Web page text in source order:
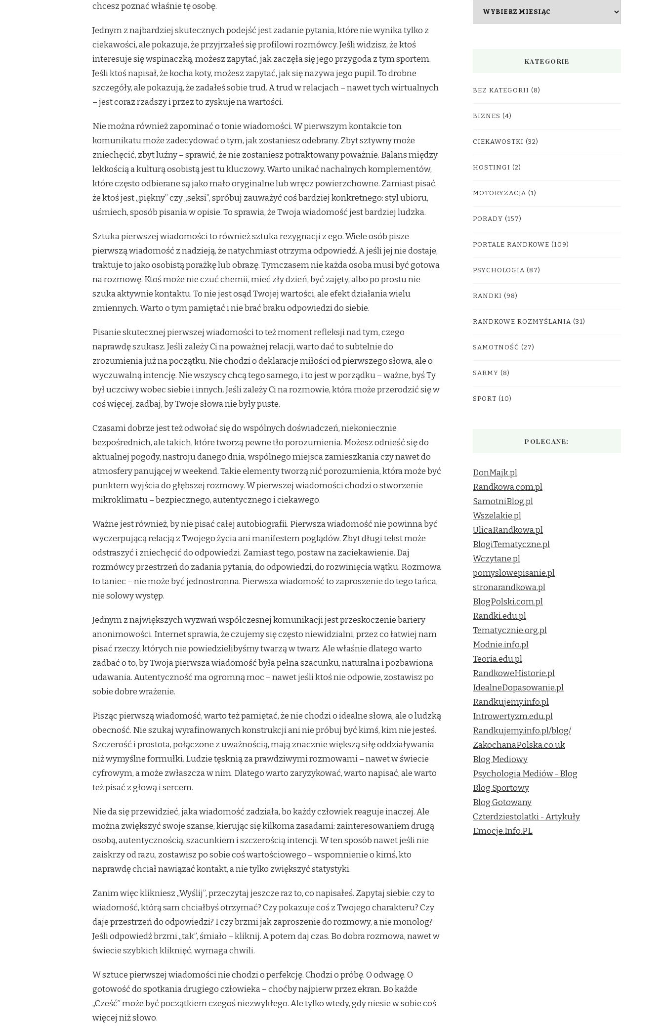
chcesz poznać właśnie tę osobę.
Jednym z najbardziej skutecznych podejść jest zadanie pytania, które nie wynika tylko z
ciekawości, ale pokazuje, że przyjrzałeś się profilowi rozmówcy. Jeśli widzisz, że ktoś
interesuje się wspinaczką, możesz zapytać, jak zaczęła się jego przygoda z tym sportem.
Jeśli ktoś napisał, że kocha koty, możesz zapytać, jak się nazywa jego pupil. To drobne
szczegóły, ale pokazują, że zadałeś sobie trud. A trud w relacjach – nawet tych wirtualnych
– jest coraz rzadszy i przez to zyskuje na wartości.
Nie można również zapominać o tonie wiadomości. W pierwszym kontakcie ton
komunikatu może zadecydować o tym, jak zostaniesz odebrany. Zbyt sztywny może
zniechęcić, zbyt luźny – sprawić, że nie zostaniesz potraktowany poważnie. Balans między
lekkością a kulturą osobistą jest tu kluczowy. Warto unikać nachalnych komplementów,
które często odbierane są jako mało oryginalne lub wręcz powierzchowne. Zamiast pisać,
że ktoś jest „piękny” czy „seksi”, spróbuj zauważyć coś bardziej konkretnego: styl ubioru,
uśmiech, sposób pisania w opisie. To sprawia, że Twoja wiadomość jest bardziej ludzka.
Sztuka pierwszej wiadomości to również sztuka rezygnacji z ego. Wiele osób pisze
pierwszą wiadomość z nadzieją, że natychmiast otrzyma odpowiedź. A jeśli jej nie dostaje,
traktuje to jako osobistą porażkę lub obrazę. Tymczasem nie każda osoba musi być gotowa
na rozmowę. Ktoś może nie czuć chemii, mieć zły dzień, być zajęty, albo po prostu nie
szuka aktywnie kontaktu. To nie jest osąd Twojej wartości, ale efekt działania wielu
zmiennych. Warto o tym pamiętać i nie brać braku odpowiedzi do siebie.
Pisanie skutecznej pierwszej wiadomości to też moment refleksji nad tym, czego
naprawdę szukasz. Jeśli zależy Ci na poważnej relacji, warto dać to subtelnie do
zrozumienia już na początku. Nie chodzi o deklaracje miłości od pierwszego słowa, ale o
wyczuwalną intencję. Nie wszyscy chcą tego samego, i to jest w porządku – ważne, byś Ty
był uczciwy wobec siebie i innych. Jeśli zależy Ci na rozmowie, która może przerodzić się w
coś więcej, zadbaj, by Twoje słowa nie były puste.
Czasami dobrze jest też odwołać się do wspólnych doświadczeń, niekoniecznie
bezpośrednich, ale takich, które tworzą pewne tło porozumienia. Możesz odnieść się do
aktualnej pogody, nastroju danego dnia, wspólnego miejsca zamieszkania czy nawet do
atmosfery panującej w weekend. Takie elementy tworzą nić porozumienia, która może być
punktem wyjścia do głębszej rozmowy. W pierwszej wiadomości chodzi o stworzenie
mikroklimatu – bezpiecznego, autentycznego i ciekawego.
Ważne jest również, by nie pisać całej autobiografii. Pierwsza wiadomość nie powinna być
wyczerpującą relacją z Twojego życia ani manifestem poglądów. Zbyt długi tekst może
odstraszyć i zniechęcić do odpowiedzi. Zamiast tego, postaw na zaciekawienie. Daj
rozmówcy przestrzeń do zadania pytania, do odpowiedzi, do rozwinięcia wątku. Rozmowa
to taniec – nie może być jednostronna. Pierwsza wiadomość to zaproszenie do tego tańca,
nie solowy występ.
Jednym z największych wyzwań współczesnej komunikacji jest przeskoczenie bariery
anonimowości. Internet sprawia, że czujemy się często niewidzialni, przez co łatwiej nam
pisać rzeczy, których nie powiedzielibyśmy twarzą w twarz. Ale właśnie dlatego warto
zadbać o to, by Twoja pierwsza wiadomość była pełna szacunku, naturalna i pozbawiona
udawania. Autentyczność ma ogromną moc – nawet jeśli ktoś nie odpowie, zostawisz po
sobie dobre wrażenie.
Pisząc pierwszą wiadomość, warto też pamiętać, że nie chodzi o idealne słowa, ale o ludzką
obecność. Nie szukaj wyrafinowanych konstrukcji ani nie próbuj być kimś, kim nie jesteś.
Szczerość i prostota, połączone z uważnością, mają znacznie większą siłę oddziaływania
niż wymyślne formułki. Ludzie tęsknią za prawdziwymi rozmowami – nawet w świecie
cyfrowym, a może zwłaszcza w nim. Dlatego warto zaryzykować, warto napisać, ale warto
też pisać z głową i sercem.
Nie da się przewidzieć, jaka wiadomość zadziała, bo każdy człowiek reaguje inaczej. Ale
można zwiększyć swoje szanse, kierując się kilkoma zasadami: zainteresowaniem drugą
osobą, autentycznością, szacunkiem i szczerością intencji. W ten sposób nawet jeśli nie
zaiskrzy od razu, zostawisz po sobie coś wartościowego – wspomnienie o kimś, kto
naprawdę chciał nawiązać kontakt, a nie tylko zwiększyć statystyki.
Zanim więc klikniesz „Wyślij”, przeczytaj jeszcze raz to, co napisałeś. Zapytaj siebie: czy to
wiadomość, którą sam chciałbyś otrzymać? Czy pokazuje coś z Twojego charakteru? Czy
daje przestrzeń do odpowiedzi? I czy brzmi jak zaproszenie do rozmowy, a nie monolog?
Jeśli odpowiedź brzmi „tak”, śmiało – kliknij. A potem daj czas. Bo dobra rozmowa, nawet w
świecie szybkich kliknięć, wymaga chwili.
W sztuce pierwszej wiadomości nie chodzi o perfekcję. Chodzi o próbę. O odwagę. O
gotowość do spotkania drugiego człowieka – choćby najpierw przez ekran. Bo każde
„Cześć” może być początkiem czegoś niezwykłego. Ale tylko wtedy, gdy niesie w sobie coś
więcej niż słowo.
KATEGORIE
BEZ KATEGORII (8)
BIZNES (4)
CIEKAWOSTKI (32)
HOSTINGI (2)
MOTORYZACJA (1)
PORADY (157)
PORTALE RANDKOWE (109)
PSYCHOLOGIA (87)
RANDKI (98)
RANDKOWE ROZMYŚLANIA (31)
SAMOTNOŚĆ (27)
SARMY (8)
SPORT (10)
POLECANE:
DonMajk.pl
Randkowa.com.pl
SamotniBlog.pl
Wszelakie.pl
UlicaRandkowa.pl
BlogiTematyczne.pl
Wczytane.pl
pomyslowepisanie.pl
stronarandkowa.pl
BlogPolski.com.pl
Randki.edu.pl
Tematycznie.org.pl
Modnie.info.pl
Teoria.edu.pl
RandkoweHistorie.pl
IdealneDopasowanie.pl
Randkujemy.info.pl
Introwertyzm.edu.pl
Randkujemy.info.pl/blog/
ZakochanaPolska.co.uk
Blog Mediowy
Psychologia Mediów - Blog
Blog Sportowy
Blog Gotowany
Czterdziestolatki - Artykuły
Emocje.Info.PL